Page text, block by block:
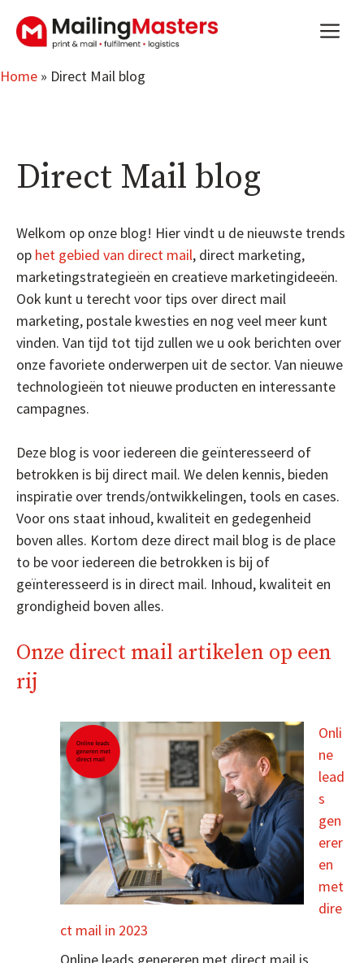
Home » Direct Mail blog
Direct Mail blog
Welkom op onze blog! Hier vindt u de nieuwste trends
op het gebied van direct mail, direct marketing,
marketingstrategieën en creatieve marketingideeën.
Ook kunt u terecht voor tips over direct mail
marketing, postale kwesties en nog veel meer kunt
vinden. Van tijd tot tijd zullen we u ook berichten over
onze favoriete onderwerpen uit de sector. Van nieuwe
technologieën tot nieuwe producten en interessante
campagnes.
Deze blog is voor iedereen die geïnteresseerd of
betrokken is bij direct mail. We delen kennis, bieden
inspiratie over trends/ontwikkelingen, tools en cases.
Voor ons staat inhoud, kwaliteit en gedegenheid
boven alles. Kortom deze direct mail blog is de place
to be voor iedereen die betrokken is bij of
geïnteresseerd is in direct mail. Inhoud, kwaliteit en
grondigheid boven alles.
Onze direct mail artikelen op een
rij
Onli
ne
lead
s
gen
erer
en
met
dire
ct mail in 2023
Online leads genereren met direct mail is